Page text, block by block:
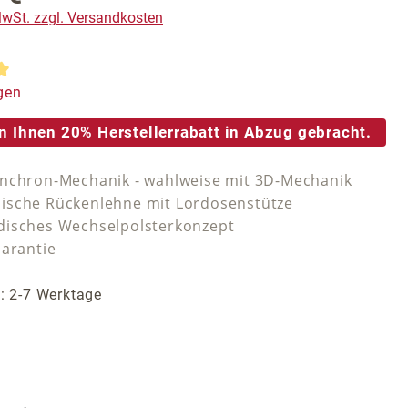
zzgl. Versandkosten
Bewertung von 5 von 5 Sternen
Ihnen 20% Herstellerrabatt in Abzug gebracht.
Mechanik - wahlweise mit 3D-Mechanik
Rückenlehne mit Lordosenstütze
Wechselpolsterkonzept
2-7 Werktage